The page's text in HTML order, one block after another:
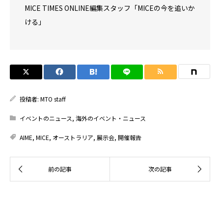
MICE TIMES ONLINE編集スタッフ「MICEの今を追いか
ける」
投稿者: MTO staff
イベントのニュース, 海外のイベント・ニュース
AIME, MICE, オーストラリア, 展示会, 開催報告